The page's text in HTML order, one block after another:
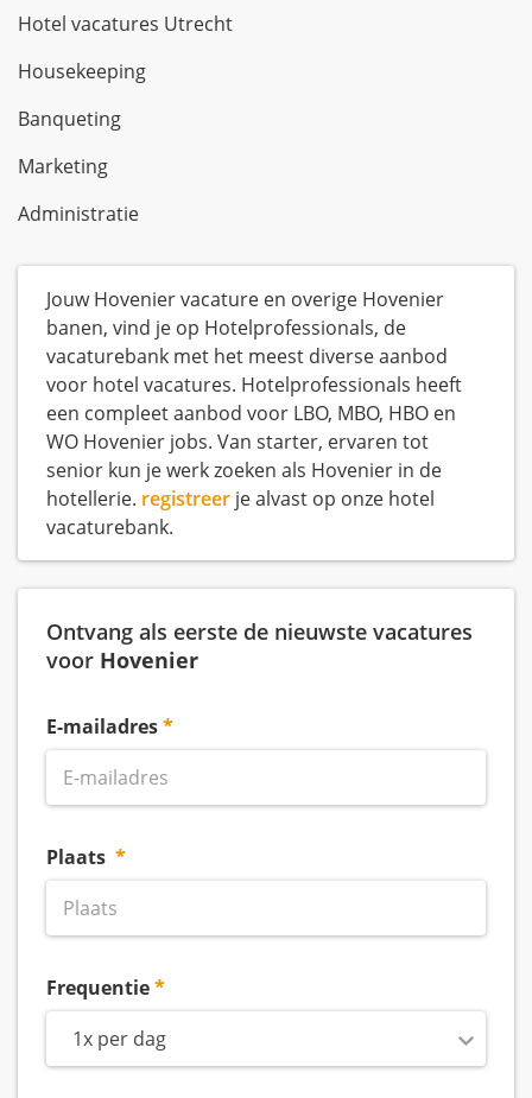
Hotel vacatures Utrecht
Housekeeping
Banqueting
Marketing
Administratie
Jouw Hovenier vacature en overige Hovenier
banen, vind je op Hotelprofessionals, de
vacaturebank met het meest diverse aanbod
voor hotel vacatures. Hotelprofessionals heeft
een compleet aanbod voor LBO, MBO, HBO en
WO Hovenier jobs. Van starter, ervaren tot
senior kun je werk zoeken als Hovenier in de
hotellerie. registreer je alvast op onze hotel
vacaturebank.
Ontvang als eerste de nieuwste vacatures
voor Hovenier
E-mailadres
Plaats
Frequentie
1x per dag